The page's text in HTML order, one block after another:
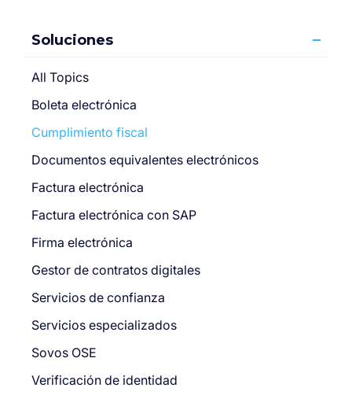
Soluciones
All Topics
Boleta electrónica
Cumplimiento fiscal
Documentos equivalentes electrónicos
Factura electrónica
Factura electrónica con SAP
Firma electrónica
Gestor de contratos digitales
Servicios de confianza
Servicios especializados
Sovos OSE
Verificación de identidad